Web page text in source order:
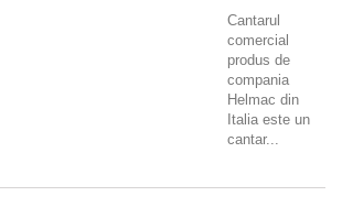
Cantarul
comercial
produs de
compania
Helmac din
Italia este un
cantar...